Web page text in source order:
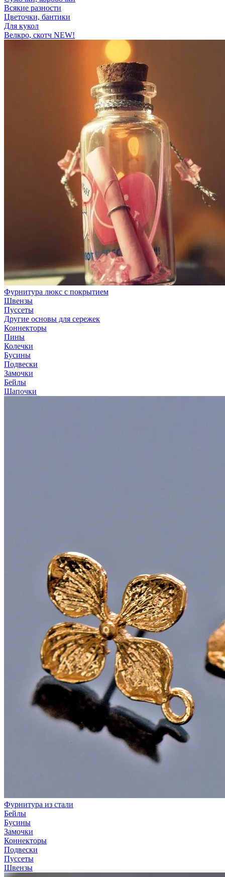
Всякие разности
Цветочки, бантики
Для кукол
Велкро, скотч NEW!
Фурнитура люкс с покрытием
Швензы
Пуссеты
Другие основы для сережек
Коннекторы
Пины
Колечки
Бусины
Подвески
Замочки
Бейлы
Шапочки
Фурнитура из стали
Бейлы
Бусины
Замочки
Коннекторы
Подвески
Пуссеты
Швензы